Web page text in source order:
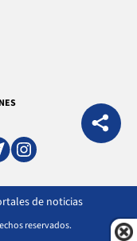
de noticias
reservados.